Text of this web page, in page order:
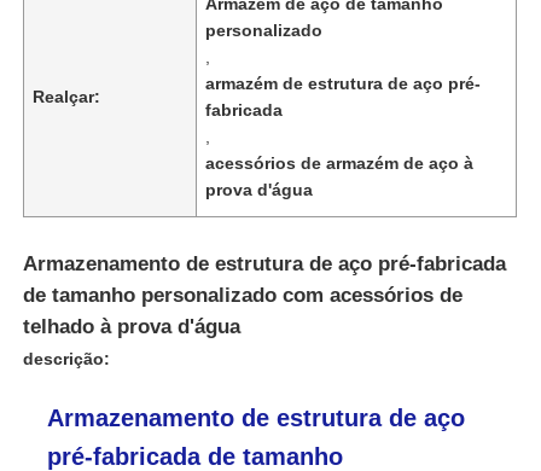
Produtos
Realçar:
personalizado
armazém de estrutura de aço pré-
fabricada
acessórios de armazém de aço à
prova d'água
Armazenamento de estrutura de aço pré-fabricada
de tamanho personalizado com acessórios de
telhado à prova d'água
descrição:
Armazenamento de estrutura de aço
pré-fabricada de tamanho